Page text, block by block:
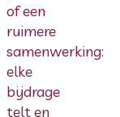
of een
ruimere
samenwerking:
elke
bijdrage
telt en